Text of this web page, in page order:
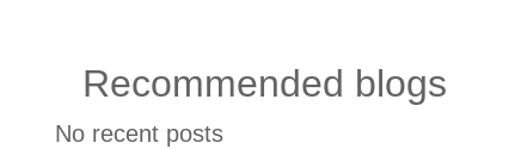
Recommended blogs
No recent posts